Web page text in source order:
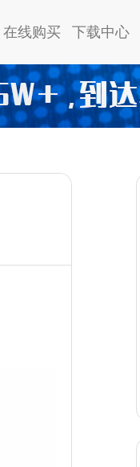
在线购买 下载中心